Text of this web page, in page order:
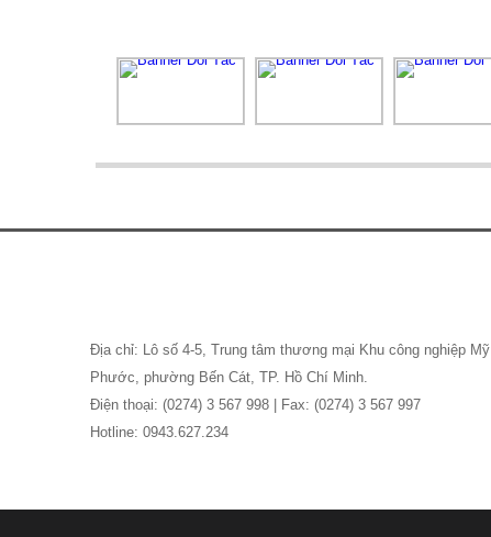
CÙNG HAPPY SHOP
NGÀNH, NGHỀ CẤM
NGHIỆP, NHÀ ĐẦU TƯ
SINGAPORE THAM
GIA HỘI NGHỊ XÚC TIẾN ĐẦU TƯ NĂM
2022
Địa chỉ: Lô số 4-5, Trung tâm thương mại Khu công nghiệp Mỹ
Phước, phường Bến Cát, TP. Hồ Chí Minh.
Điện thoại: (0274) 3 567 998 | Fax: (0274) 3 567 997
Hotline: 0943.627.234